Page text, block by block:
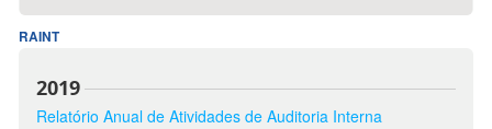
RAINT
2019
Relatório Anual de Atividades de Auditoria Interna